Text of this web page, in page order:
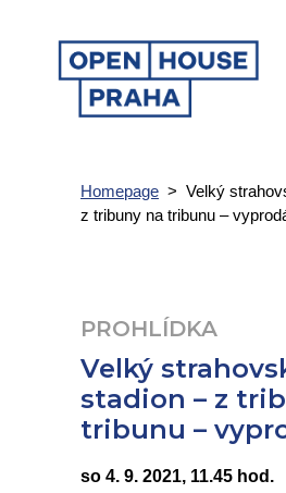
Homepage > Velký
z tribuny na tribunu –
PROHLÍDKA
Velký
stadion – z
tribunu –
so 4. 9. 2021, 11.45 hod.